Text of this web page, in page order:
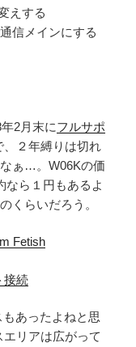
えする
信メインにする
2月末にフルサポ
、２年縛りは切れ
ぁ…。W06Kの価
なら１円もあるよ
くらいだろう。
Fetish
接続
あったよねと思
リアは広がって